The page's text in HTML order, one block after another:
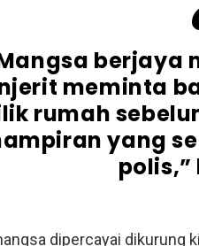
berjaya
meminta
rumah
yang
dipercayai dikurung